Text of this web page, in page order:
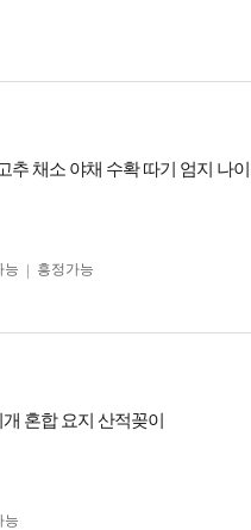
추 채소 야채 수확 따기 엄지 나
능 흥정가능
혼합 요지 산적꽂이
능